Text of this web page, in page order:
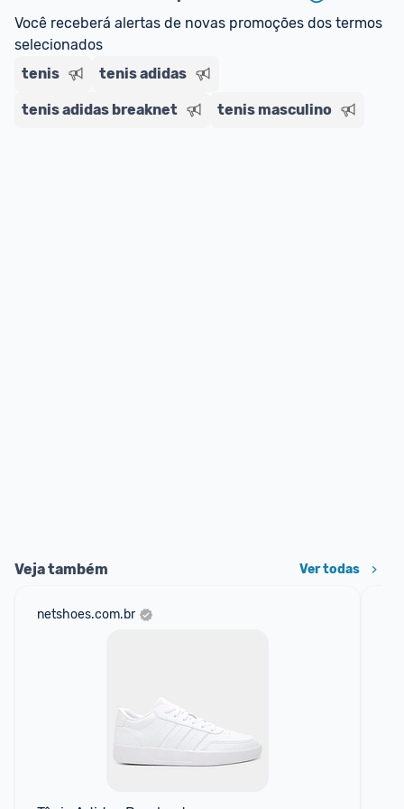
Entrega Expressa: A partir de 2 dias úteis.*
*Confira aqui
Você receberá alertas de novas promoções dos termos
selecionados
tenis
tenis adidas
tenis adidas breaknet tenis masculino
Veja também Ver todas
netshoes.com.br